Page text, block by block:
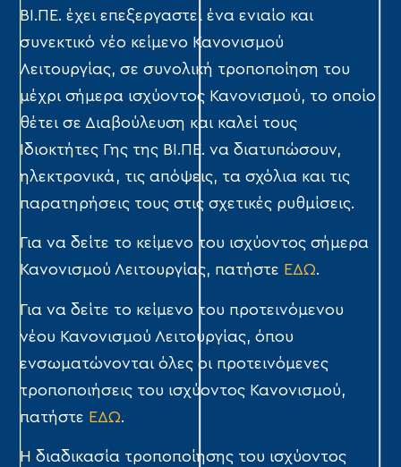
ΒΙ.ΠΕ. έχει επεξεργαστεί ένα ενιαίο και
συνεκτικό νέο κείμενο Κανονισμού
Λειτουργίας, σε συνολική τροποποίηση του
μέχρι σήμερα ισχύοντος Κανονισμού, το οποίο
θέτει σε Διαβούλευση και καλεί τους
Ιδιοκτήτες Γης της ΒΙ.ΠΕ. να διατυπώσουν,
ηλεκτρονικά, τις απόψεις, τα σχόλια και τις
παρατηρήσεις τους στις σχετικές ρυθμίσεις.
Για να δείτε το κείμενο του ισχύοντος σήμερα
Κανονισμού Λειτουργίας, πατήστε ΕΔΩ.
Για να δείτε το κείμενο του προτεινόμενου
νέου Κανονισμού Λειτουργίας, όπου
ενσωματώνονται όλες οι προτεινόμενες
τροποποιήσεις του ισχύοντος Κανονισμού,
πατήστε ΕΔΩ.
Η διαδικασία τροποποίησης του ισχύοντος